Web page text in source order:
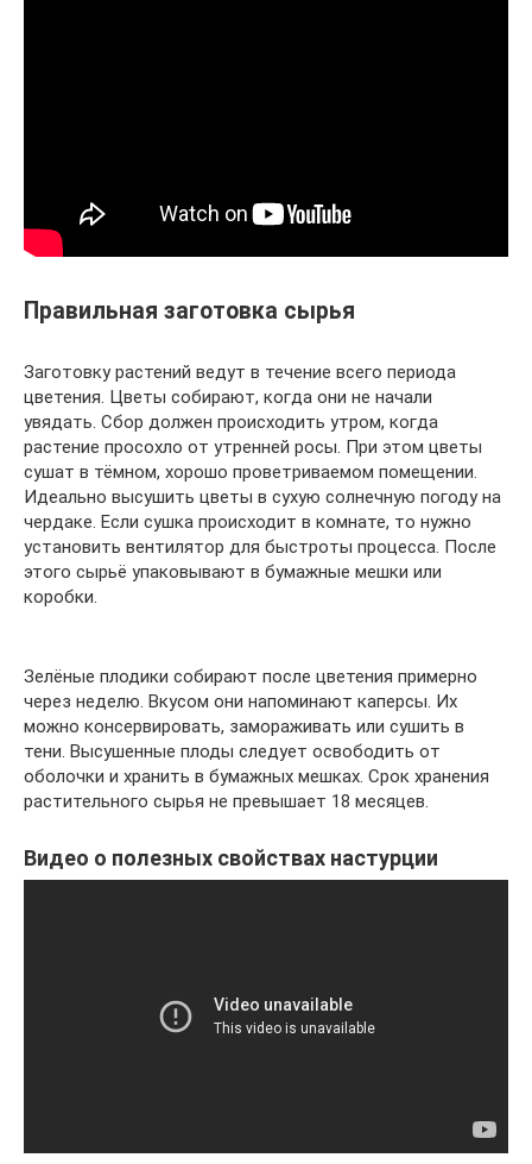
Правильная заготовка сырья
Заготовку растений ведут в течение всего периода
цветения. Цветы собирают, когда они не начали
увядать. Сбор должен происходить утром, когда
растение просохло от утренней росы. При этом цветы
сушат в тёмном, хорошо проветриваемом помещении.
Идеально высушить цветы в сухую солнечную погоду на
чердаке. Если сушка происходит в комнате, то нужно
установить вентилятор для быстроты процесса. После
этого сырьё упаковывают в бумажные мешки или
коробки.
Зелёные плодики собирают после цветения примерно
через неделю. Вкусом они напоминают каперсы. Их
можно консервировать, замораживать или сушить в
тени. Высушенные плоды следует освободить от
оболочки и хранить в бумажных мешках. Срок хранения
растительного сырья не превышает 18 месяцев.
Видео о полезных свойствах настурции